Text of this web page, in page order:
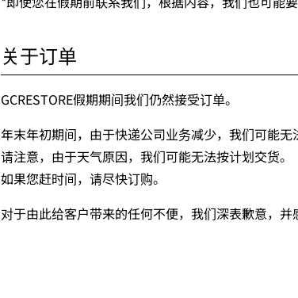
关于订单
GCRESTORE假期期间我们仍然接受订单。
年末年初期间，由于快递公司业务减少，我们可能无
请注意，由于天气原因，我们可能无法按计划交货。
如果您赶时间，请尽快订购。
对于由此给客户带来的任何不便，我们深表歉意，并